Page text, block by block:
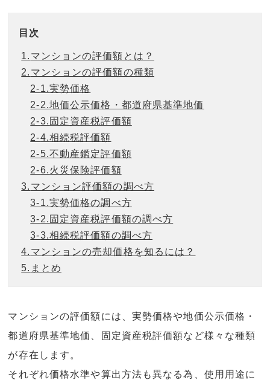
目次
1. マンションの評価額とは？
2. マンションの評価額の種類
2-1.実勢価格
2-2.地価公示価格・都道府県基準地価
2-3. 固定資産税評価額
2-4.相続税評価額
2-5.不動産鑑定評価額
2-6.火災保険評価額
3. マンション評価額の調べ方
3-1.実勢価格の調べ方
3-2. 固定資産税評価額の調べ方
3-3.相続税評価額の調べ方
4. マンションの売却価格を知るには？
5. まとめ
マンションの評価額には、実勢価格や地価公示価格・
都道府県基準地価、固定資産税評価額など様々な種類
が存在します。
それぞれ価格水準や算出方法も異なる為、使用用途に